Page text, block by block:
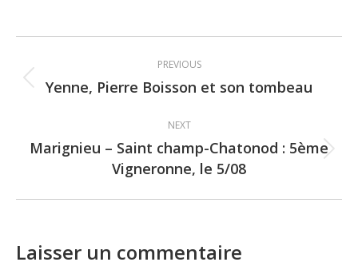
navigation
PREVIOUS
Previous
Yenne, Pierre Boisson et son tombeau
NEXT
Next
post:
Marignieu – Saint champ-Chatonod : 5ème
Vigneronne, le 5/08
Laisser un commentaire